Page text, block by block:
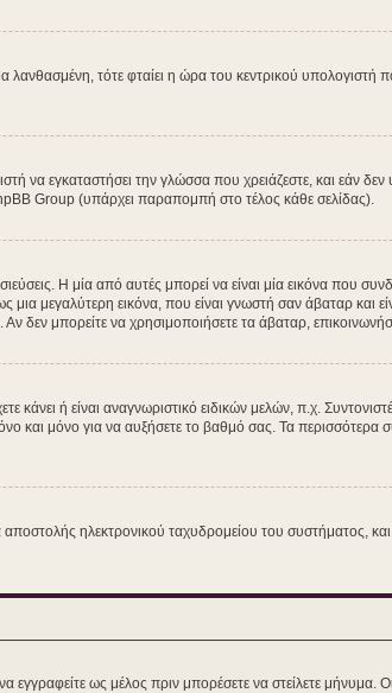
λανθασμένη, τότε φταίει η ώρα του κεντρικού
να εγκαταστήσει την γλώσσα που χρειάζεστε, και εάν
Group (υπάρχει παραπομπή στο τέλος κάθε σελίδας).
Η μία από αυτές μπορεί να είναι μία εικόνα που
μεγαλύτερη εικόνα, που είναι γνωστή σαν άβαταρ και
δεν μπορείτε να χρησιμοποιήσετε τα άβαταρ,
ή είναι αναγνωριστικό ειδικών μελών, π.χ.
και μόνο για να αυξήσετε το βαθμό σας. Τα περισσότερα
ηλεκτρονικού ταχυδρομείου του συστήματος, και
ως μέλος πριν μπορέσετε να στείλετε μήνυμα.